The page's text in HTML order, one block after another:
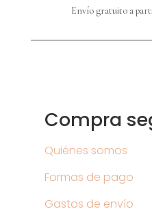
Envío gratuito a
Compra
Quiénes somos
Formas de pago
Gastos de envío